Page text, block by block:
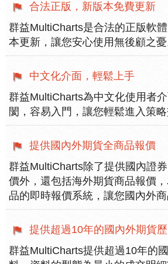
合法正版，新版本免費更新
群益MultiCharts是合法的正版軟
本更新，讓您安心使用無後顧之憂
中文化介面，輕鬆上手
群益MultiCharts為中文化使用者
閡，容易入門，讓您輕鬆進入策略
提供國內外期貨全商品報價
群益MultiCharts除了提供國內證
價外，還包括海外期貨商品報價
品的即時報價系統，讓您國內外商
提供超過10年的國內外期貨
群益MultiCharts提供超過10年的